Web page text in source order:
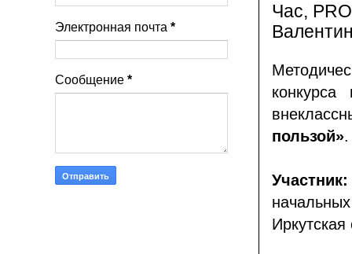
Час,
конкурса
пользой».
Иркутская
Электронная почта *
Сообщение *